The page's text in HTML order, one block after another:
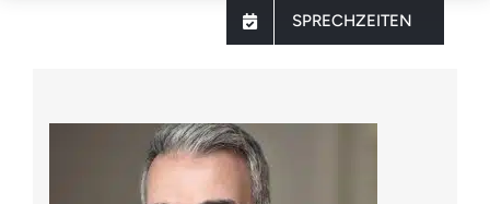
SPRECHZEITEN